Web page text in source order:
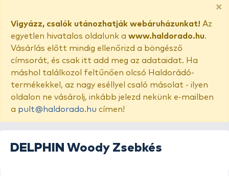
×
Vigyázz, csalók utánozhatják webáruházunkat! Az
egyetlen hivatalos oldalunk a www.haldorado.hu.
Vásárlás előtt mindig ellenőrizd a böngésző
címsorát, és csak itt add meg az adataidat. Ha
máshol találkozol feltűnően olcsó Haldorádó-
termékekkel, az nagy eséllyel csaló másolat - ilyen
oldalon ne vásárolj, inkább jelezd nekünk e-mailben
a pult@haldorado.hu címen!
DELPHIN Woody Zsebkés